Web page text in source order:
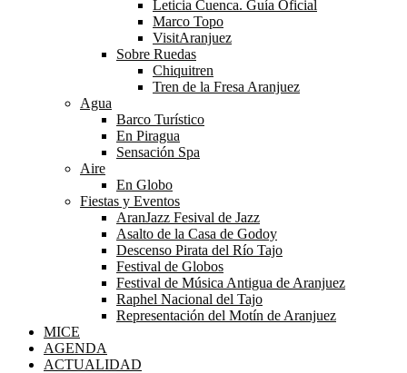
Leticia Cuenca. Guía Oficial
Marco Topo
VisitAranjuez
Sobre Ruedas
Chiquitren
Tren de la Fresa Aranjuez
Agua
Barco Turístico
En Piragua
Sensación Spa
Aire
En Globo
Fiestas y Eventos
AranJazz Fesival de Jazz
Asalto de la Casa de Godoy
Descenso Pirata del Río Tajo
Festival de Globos
Festival de Música Antigua de Aranjuez
Raphel Nacional del Tajo
Representación del Motín de Aranjuez
MICE
AGENDA
ACTUALIDAD